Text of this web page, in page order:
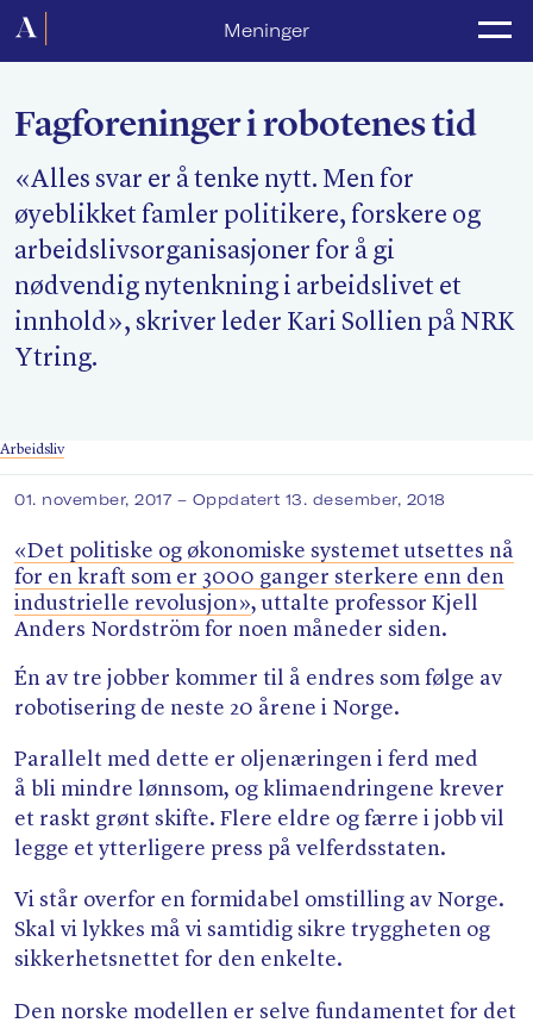
Meninger
Forside
Lønnsoppgjør
Medlemsforeninger
Kurs og konferanser
For media
Akademikerne Pluss
Om Akademikerne
Søk
Fagforeninger i robotenes tid
«Alles svar er å tenke nytt. Men for
øyeblikket famler politikere, forskere og
arbeidslivsorganisasjoner for å gi
nødvendig nytenkning i arbeidslivet et
innhold», skriver leder Kari Sollien på NRK
Ytring.
Arbeidsliv
01. november, 2017 – Oppdatert 13. desember, 2018
«Det politiske og økonomiske systemet utsettes nå
for en kraft som er 3000 ganger sterkere enn den
industrielle revolusjon», uttalte professor Kjell
Anders Nordström for noen måneder siden.
Én av tre jobber kommer til å endres som følge av
robotisering de neste 20 årene i Norge.
Parallelt med dette er oljenæringen i ferd med
å bli mindre lønnsom, og klimaendringene krever
et raskt grønt skifte. Flere eldre og færre i jobb vil
legge et ytterligere press på velferdsstaten.
Vi står overfor en formidabel omstilling av Norge.
Skal vi lykkes må vi samtidig sikre tryggheten og
sikkerhetsnettet for den enkelte.
Den norske modellen er selve fundamentet for det